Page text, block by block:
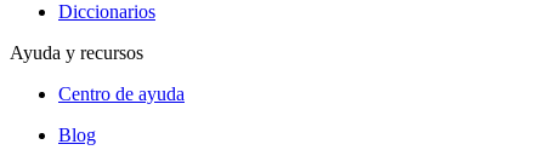
Diccionarios
Ayuda y recursos
Centro de ayuda
Blog